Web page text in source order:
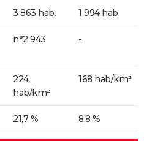
3 863 hab. 1 994 hab.
n°2 943 -
224
hab/km²
168 hab/km²
21,7 % 8,8 %